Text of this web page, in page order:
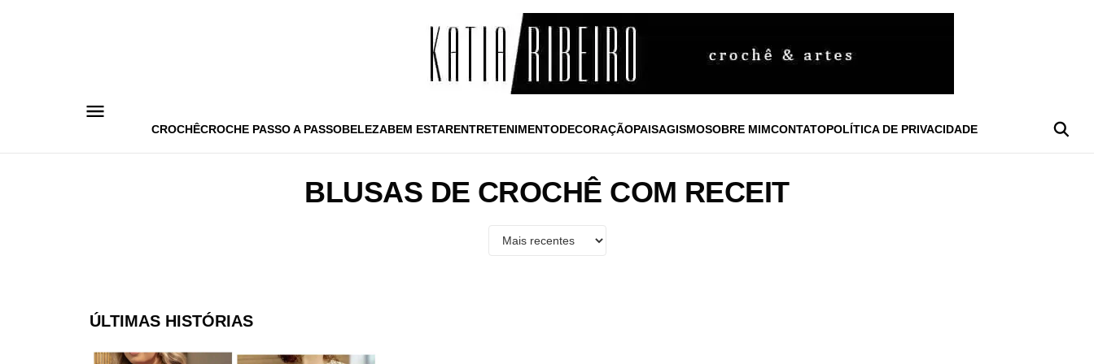
CROCHÊCROCHE PASSO A PASSOBELEZABEM ESTARENTRETENIMENTODECORAÇÃOPAISAGISMOSOBRE MIMCONTATOPOLÍTICA DE PRIVACIDADE
BLUSAS DE CROCHÊ COM RECEIT
ÚLTIMAS HISTÓRIAS